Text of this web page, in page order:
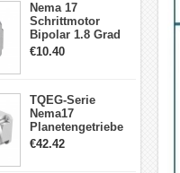
Nema 17
Schrittmotor
Bipolar 1.8 Grad
8.7Ncm 1A 3.5V 4
€10.40
TQEG-Serie
Nema17
Planetengetriebe
10:1 Spiel 15Arc-
€42.42